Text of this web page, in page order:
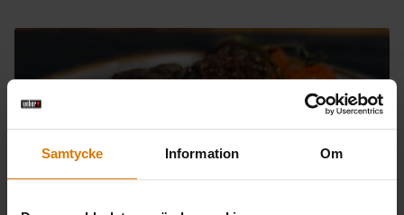
Samtycke Information Om